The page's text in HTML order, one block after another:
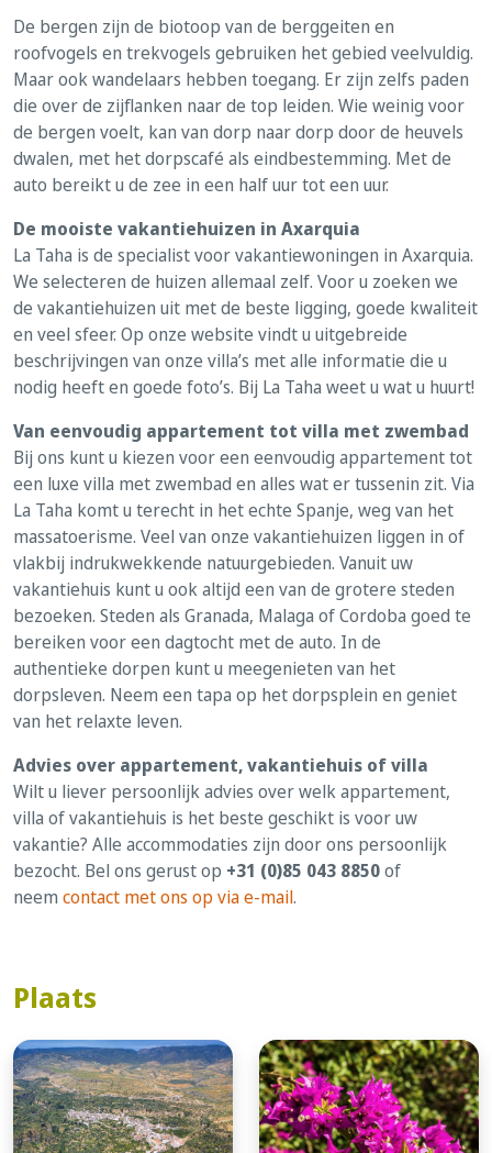
De bergen zijn de biotoop van de berggeiten en
roofvogels en trekvogels gebruiken het gebied veelvuldig.
Maar ook wandelaars hebben toegang. Er zijn zelfs paden
die over de zijflanken naar de top leiden. Wie weinig voor
de bergen voelt, kan van dorp naar dorp door de heuvels
dwalen, met het dorpscafé als eindbestemming. Met de
auto bereikt u de zee in een half uur tot een uur.
De mooiste vakantiehuizen in Axarquia
La Taha is de specialist voor vakantiewoningen in Axarquia.
We selecteren de huizen allemaal zelf. Voor u zoeken we
de vakantiehuizen uit met de beste ligging, goede kwaliteit
en veel sfeer. Op onze website vindt u uitgebreide
beschrijvingen van onze villa’s met alle informatie die u
nodig heeft en goede foto’s. Bij La Taha weet u wat u huurt!
Van eenvoudig appartement tot villa met zwembad
Bij ons kunt u kiezen voor een eenvoudig appartement tot
een luxe villa met zwembad en alles wat er tussenin zit. Via
La Taha komt u terecht in het echte Spanje, weg van het
massatoerisme. Veel van onze vakantiehuizen liggen in of
vlakbij indrukwekkende natuurgebieden. Vanuit uw
vakantiehuis kunt u ook altijd een van de grotere steden
bezoeken. Steden als Granada, Malaga of Cordoba goed te
bereiken voor een dagtocht met de auto. In de
authentieke dorpen kunt u meegenieten van het
dorpsleven. Neem een tapa op het dorpsplein en geniet
van het relaxte leven.
Advies over appartement, vakantiehuis of villa
Wilt u liever persoonlijk advies over welk appartement,
villa of vakantiehuis is het beste geschikt is voor uw
vakantie? Alle accommodaties zijn door ons persoonlijk
bezocht. Bel ons gerust op +31 (0)85 043 8850of
neem contact met ons op via e-mail.
Plaats